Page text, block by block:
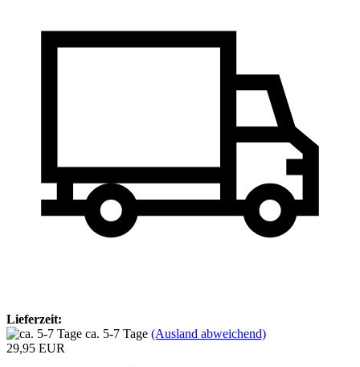
Lieferzeit:
ca. 5-7 Tage (Ausland abweichend)
29,95 EUR